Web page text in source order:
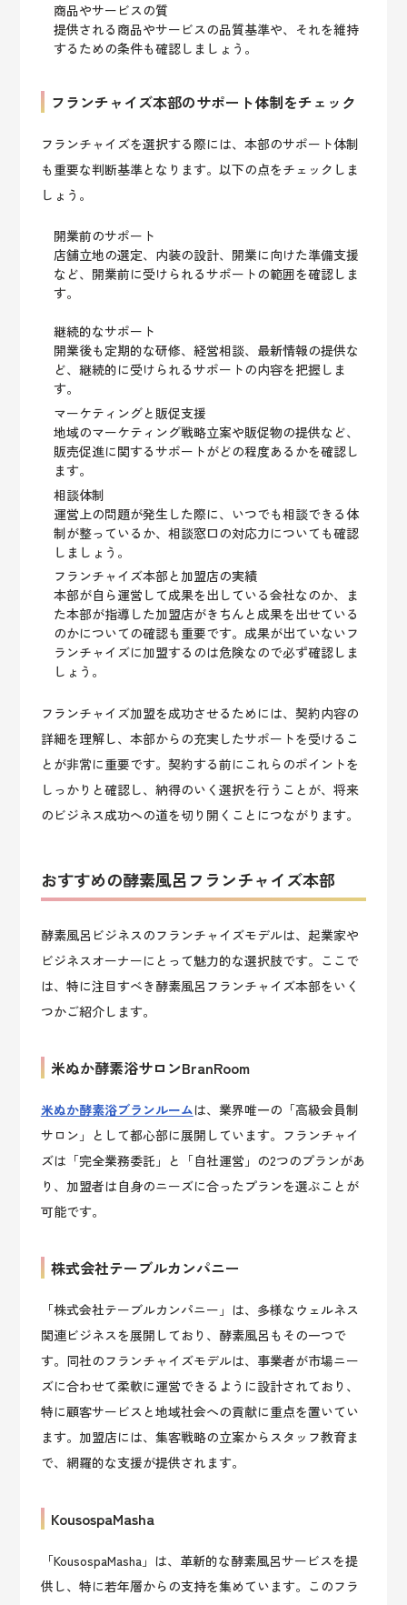
商品やサービスの質
提供される商品やサービスの品質基準や、それを維持
するための条件も確認しましょう。
フランチャイズ本部のサポート体制をチェック
フランチャイズを選択する際には、本部のサポート体制
も重要な判断基準となります。以下の点をチェックしま
しょう。
開業前のサポート
店舗立地の選定、内装の設計、開業に向けた準備支援
など、開業前に受けられるサポートの範囲を確認しま
す。
継続的なサポート
開業後も定期的な研修、経営相談、最新情報の提供な
ど、継続的に受けられるサポートの内容を把握しま
す。
マーケティングと販促支援
地域のマーケティング戦略立案や販促物の提供など、
販売促進に関するサポートがどの程度あるかを確認し
ます。
相談体制
運営上の問題が発生した際に、いつでも相談できる体
制が整っているか、相談窓口の対応力についても確認
しましょう。
フランチャイズ本部と加盟店の実績
本部が自ら運営して成果を出している会社なのか、ま
た本部が指導した加盟店がきちんと成果を出せている
のかについての確認も重要です。成果が出ていないフ
ランチャイズに加盟するのは危険なので必ず確認しま
しょう。
フランチャイズ加盟を成功させるためには、契約内容の
詳細を理解し、本部からの充実したサポートを受けるこ
とが非常に重要です。契約する前にこれらのポイントを
しっかりと確認し、納得のいく選択を行うことが、将来
のビジネス成功への道を切り開くことにつながります。
おすすめの酵素風呂フランチャイズ本部
酵素風呂ビジネスのフランチャイズモデルは、起業家や
ビジネスオーナーにとって魅力的な選択肢です。ここで
は、特に注目すべき酵素風呂フランチャイズ本部をいく
つかご紹介します。
米ぬか酵素浴サロンBranRoom
米ぬか酵素浴ブランルームは、業界唯一の「高級会員制
サロン」として都心部に展開しています。フランチャイ
ズは「完全業務委託」と「自社運営」の2つのプランがあ
り、加盟者は自身のニーズに合ったプランを選ぶことが
可能です。
株式会社テーブルカンパニー
「株式会社テーブルカンパニー」は、多様なウェルネス
関連ビジネスを展開しており、酵素風呂もその一つで
す。同社のフランチャイズモデルは、事業者が市場ニー
ズに合わせて柔軟に運営できるように設計されており、
特に顧客サービスと地域社会への貢献に重点を置いてい
ます。加盟店には、集客戦略の立案からスタッフ教育ま
で、網羅的な支援が提供されます。
KousospaMasha
「KousospaMasha」は、革新的な酵素風呂サービスを提
供し、特に若年層からの支持を集めています。このフラ